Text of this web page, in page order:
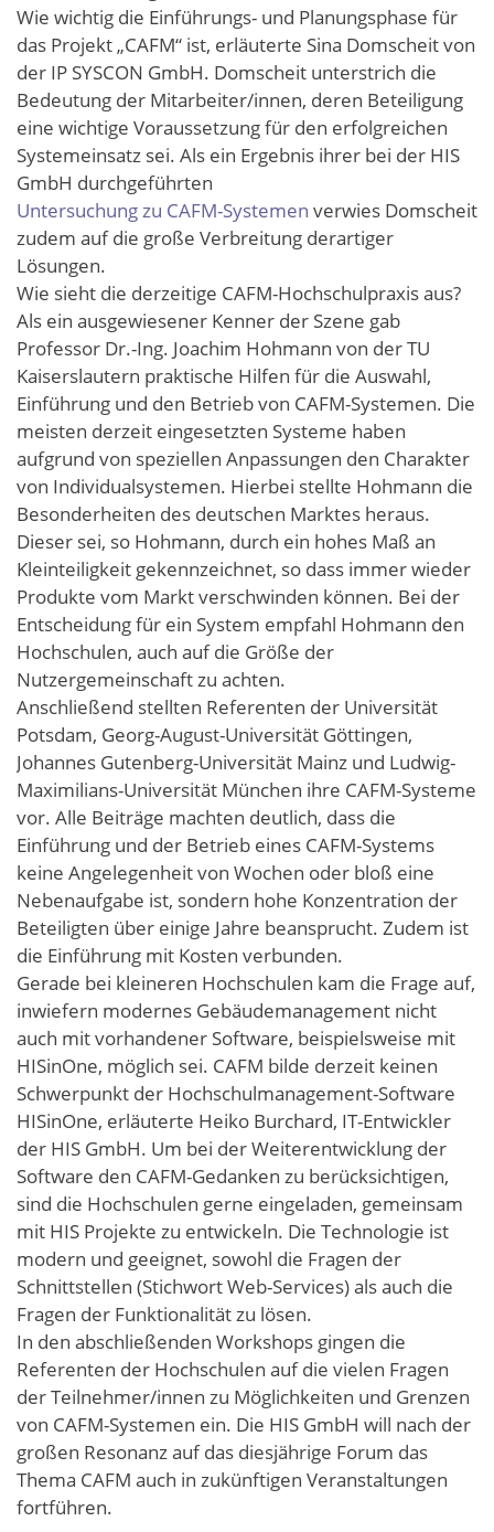
Wie wichtig die Einführungs- und Planungsphase für
das Projekt „CAFM“ ist, erläuterte Sina Domscheit von
der IP SYSCON GmbH. Domscheit unterstrich die
Bedeutung der Mitarbeiter/innen, deren Beteiligung
eine wichtige Voraussetzung für den erfolgreichen
Systemeinsatz sei. Als ein Ergebnis ihrer bei der HIS
GmbH durchgeführten
Untersuchung zu CAFM-Systemen verwies Domscheit
zudem auf die große Verbreitung derartiger
Lösungen.
Wie sieht die derzeitige CAFM-Hochschulpraxis aus?
Als ein ausgewiesener Kenner der Szene gab
Professor Dr.-Ing. Joachim Hohmann von der TU
Kaiserslautern praktische Hilfen für die Auswahl,
Einführung und den Betrieb von CAFM-Systemen. Die
meisten derzeit eingesetzten Systeme haben
aufgrund von speziellen Anpassungen den Charakter
von Individualsystemen. Hierbei stellte Hohmann die
Besonderheiten des deutschen Marktes heraus.
Dieser sei, so Hohmann, durch ein hohes Maß an
Kleinteiligkeit gekennzeichnet, so dass immer wieder
Produkte vom Markt verschwinden können. Bei der
Entscheidung für ein System empfahl Hohmann den
Hochschulen, auch auf die Größe der
Nutzergemeinschaft zu achten.
Anschließend stellten Referenten der Universität
Potsdam, Georg-August-Universität Göttingen,
Johannes Gutenberg-Universität Mainz und Ludwig-
Maximilians-Universität München ihre CAFM-Systeme
vor. Alle Beiträge machten deutlich, dass die
Einführung und der Betrieb eines CAFM-Systems
keine Angelegenheit von Wochen oder bloß eine
Nebenaufgabe ist, sondern hohe Konzentration der
Beteiligten über einige Jahre beansprucht. Zudem ist
die Einführung mit Kosten verbunden.
Gerade bei kleineren Hochschulen kam die Frage auf,
inwiefern modernes Gebäudemanagement nicht
auch mit vorhandener Software, beispielsweise mit
HISinOne, möglich sei. CAFM bilde derzeit keinen
Schwerpunkt der Hochschulmanagement-Software
HISinOne, erläuterte Heiko Burchard, IT-Entwickler
der HIS GmbH. Um bei der Weiterentwicklung der
Software den CAFM-Gedanken zu berücksichtigen,
sind die Hochschulen gerne eingeladen, gemeinsam
mit HIS Projekte zu entwickeln. Die Technologie ist
modern und geeignet, sowohl die Fragen der
Schnittstellen (Stichwort Web-Services) als auch die
Fragen der Funktionalität zu lösen.
In den abschließenden Workshops gingen die
Referenten der Hochschulen auf die vielen Fragen
der Teilnehmer/innen zu Möglichkeiten und Grenzen
von CAFM-Systemen ein. Die HIS GmbH will nach der
großen Resonanz auf das diesjährige Forum das
Thema CAFM auch in zukünftigen Veranstaltungen
fortführen.